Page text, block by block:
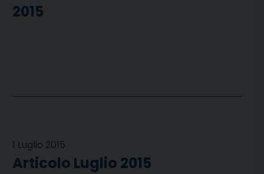
2015
1 Luglio 2015
Articolo Luglio 2015